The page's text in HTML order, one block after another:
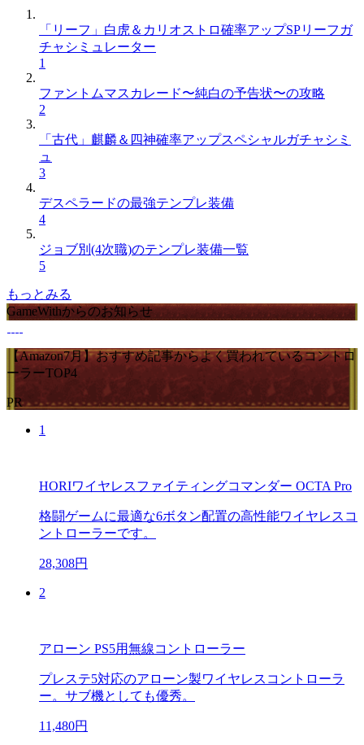
「リーフ」白虎＆カリオストロ確率アップSPリーフガ
チャシミュレーター
1
ファントムマスカレード〜純白の予告状〜の攻略
2
「古代」麒麟＆四神確率アップスペシャルガチャシミ
ュ
3
デスペラードの最強テンプレ装備
4
ジョブ別(4次職)のテンプレ装備一覧
5
もっとみる
GameWithからのお知らせ
【Amazon7月】おすすめ記事からよく買われているコントロ
ーラーTOP4
PR
1
HORIワイヤレスファイティングコマンダー OCTA Pro
格闘ゲームに最適な6ボタン配置の高性能ワイヤレスコ
ントローラーです。
28,308円
2
アローン PS5用無線コントローラー
プレステ5対応のアローン製ワイヤレスコントローラ
ー。サブ機としても優秀。
11,480円